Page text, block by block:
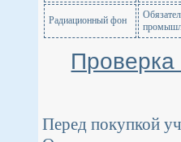
Радиационный фон
Перед покупкой